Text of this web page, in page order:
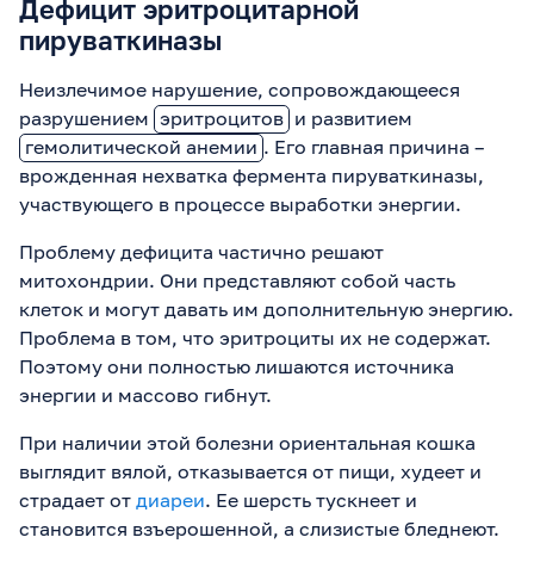
Дефицит эритроцитарной
пируваткиназы
Неизлечимое нарушение, сопровождающееся
разрушением эритроцитов и развитием
гемолитической анемии . Его главная причина –
врожденная нехватка фермента пируваткиназы,
участвующего в процессе выработки энергии.
Проблему дефицита частично решают
митохондрии. Они представляют собой часть
клеток и могут давать им дополнительную энергию.
Проблема в том, что эритроциты их не содержат.
Поэтому они полностью лишаются источника
энергии и массово гибнут.
При наличии этой болезни ориентальная кошка
выглядит вялой, отказывается от пищи, худеет и
страдает от диареи. Ее шерсть тускнеет и
становится взъерошенной, а слизистые бледнеют.